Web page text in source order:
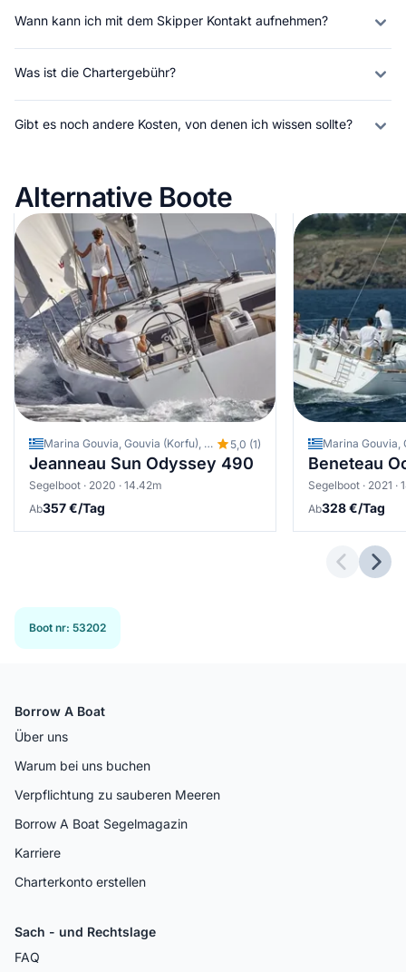
Wann kann ich mit dem Skipper Kontakt aufnehmen?
Was ist die Chartergebühr?
Gibt es noch andere Kosten, von denen ich wissen sollte?
Alternative Boote
Marina Gouvia, Gouvia (Korfu), Griechenland 5,0 (1)
Jeanneau Sun Odyssey 490
Segelboot · 2020 · 14.42m
Ab357 €/Tag
Beneteau
Segelboot · 2021 ·
Ab328 €/Tag
Boot nr: 53202
Borrow A Boat
Über uns
Warum bei uns buchen
Verpflichtung zu sauberen Meeren
Borrow A Boat Segelmagazin
Karriere
Charterkonto erstellen
Sach - und Rechtslage
FAQ